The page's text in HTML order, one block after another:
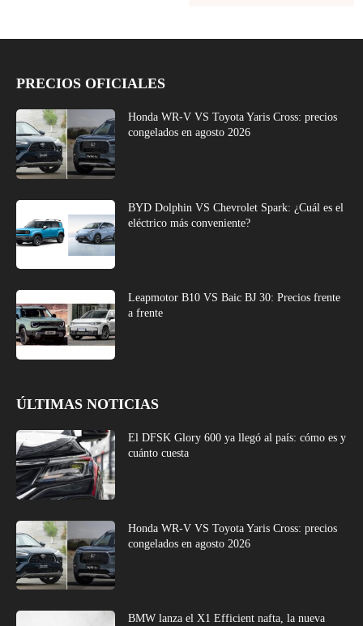
PRECIOS OFICIALES
Honda WR-V VS Toyota Yaris Cross: precios
congelados en agosto 2026
BYD Dolphin VS Chevrolet Spark: ¿Cuál es el
eléctrico más conveniente?
Leapmotor B10 VS Baic BJ 30: Precios frente
a frente
ÚLTIMAS NOTICIAS
El DFSK Glory 600 ya llegó al país: cómo es y
cuánto cuesta
Honda WR-V VS Toyota Yaris Cross: precios
congelados en agosto 2026
BMW lanza el X1 Efficient nafta, la nueva